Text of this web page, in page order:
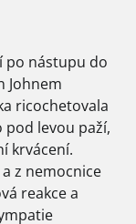
po nástupu do
Johnem
ricochetovala
pod levou paží,
krvácení.
z nemocnice
reakce a